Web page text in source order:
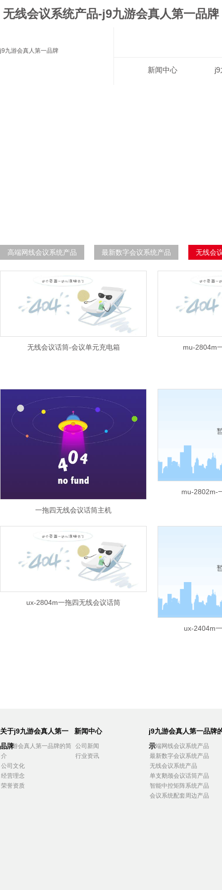
无线会议系统产品-j9九游会真人第一品牌
j9九游会真人第一品牌
新闻中心
高端网线会议系统产品 最新数字会议系统产品 无线会
无线会议话筒-会议单元充电箱 mu-2804m
一拖四无线会议话筒主机
mu-2802m-
ux-2804m一拖四无线会议话筒
ux-2404m
关于j9九游会真人第一
品牌
j9九游会真人第一品牌的简
介
公司文化
经营理念
荣誉资质
新闻中心
公司新闻
行业资讯
j9九游会真人第一品牌
示
高端网线会议系统产品
最新数字会议系统产品
无线会议系统产品
单支鹅颈会议话筒产品
智能中控矩阵系统产品
会议系统配套周边产品